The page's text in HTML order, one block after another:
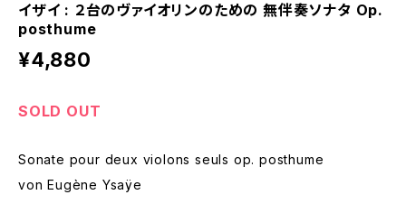
イザイ : ２台のヴァイオリンのための 無伴奏ソナタ Op.
posthume
¥4,880
SOLD OUT
Sonate pour deux violons seuls op. posthume
von Eugène Ysaÿe